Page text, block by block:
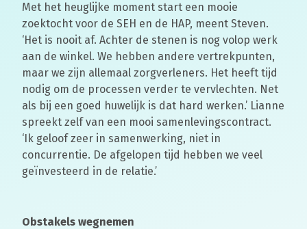
Met het heuglijke moment start een mooie
zoektocht voor de SEH en de HAP, meent Steven.
‘Het is nooit af. Achter de stenen is nog volop werk
aan de winkel. We hebben andere vertrekpunten,
maar we zijn allemaal zorgverleners. Het heeft tijd
nodig om de processen verder te vervlechten. Net
als bij een goed huwelijk is dat hard werken.’ Lianne
spreekt zelf van een mooi samenlevingscontract.
‘Ik geloof zeer in samenwerking, niet in
concurrentie. De afgelopen tijd hebben we veel
geïnvesteerd in de relatie.’
Obstakels wegnemen